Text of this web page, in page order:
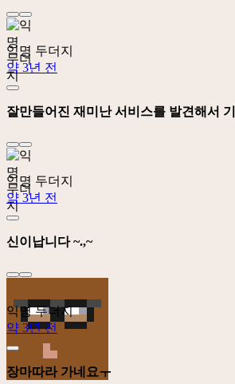
익명 두더지
약 3년 전
잘만들어진 재미난 서비스를 발견해서
익명 두더지
약 3년 전
신이납니다 ~.,~
익명 두더지
약 3년 전
장마따라 가네요ㅜ